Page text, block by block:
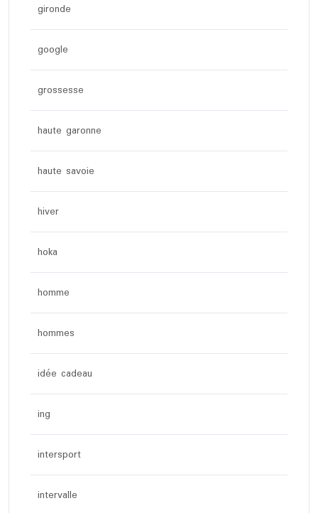
gironde
google
grossesse
haute garonne
haute savoie
hiver
hoka
homme
hommes
idée cadeau
ing
intersport
intervalle